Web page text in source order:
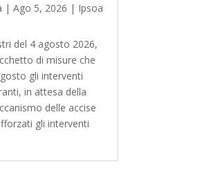
| Ago 5, 2026 | Ipsoa
del 4 agosto 2026,
di misure che
gli interventi
in attesa della
delle accise
gli interventi